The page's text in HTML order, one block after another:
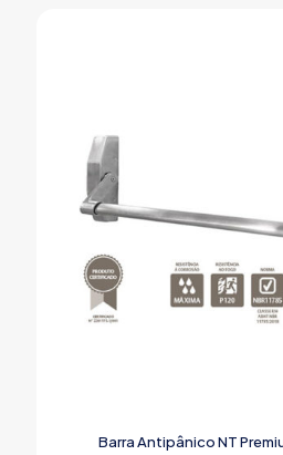
Barra Antipânico NT